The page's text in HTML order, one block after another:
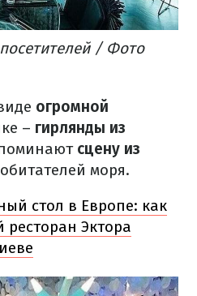
/ Фото
огромной
– гирлянды из
сцену из
моря.
стол в Европе: как
ресторан Эктора